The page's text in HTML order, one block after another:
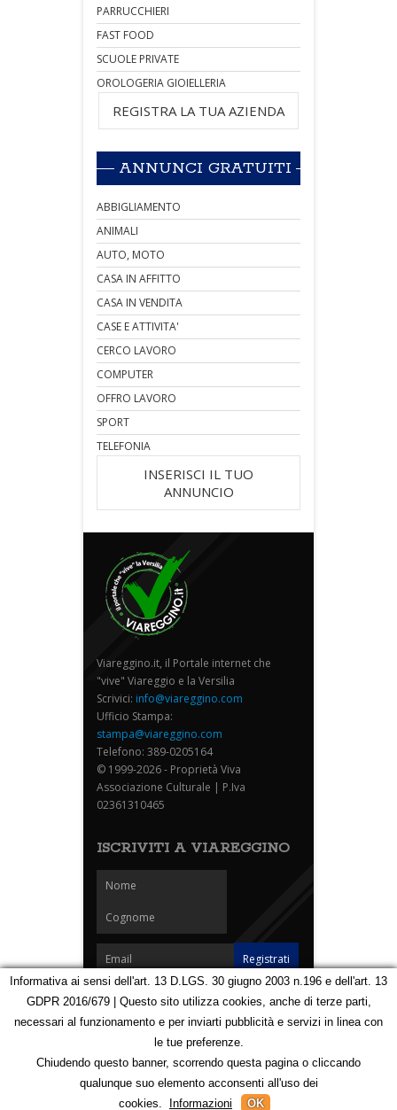
PARRUCCHIERI
FAST FOOD
SCUOLE PRIVATE
OROLOGERIA GIOIELLERIA
REGISTRA LA TUA AZIENDA
ANNUNCI GRATUITI
ABBIGLIAMENTO
ANIMALI
AUTO, MOTO
CASA IN AFFITTO
CASA IN VENDITA
CASE E ATTIVITA'
CERCO LAVORO
COMPUTER
OFFRO LAVORO
SPORT
TELEFONIA
INSERISCI IL TUO
ANNUNCIO
Viareggino.it, il Portale internet che
"vive" Viareggio e la Versilia
Scrivici: info@viareggino.com
Ufficio Stampa:
stampa@viareggino.com
Telefono: 389-0205164
© 1999-2026 - Proprietà Viva
Associazione Culturale | P.Iva
02361310465
ISCRIVITI A VIAREGGINO
Homepage Notizie Speciali Eventi
Foto Carnevale
Mappa
123196107
Informativa ai sensi dell'art. 13 D.LGS. 30 giugno 2003 n.196 e dell'art. 13
GDPR 2016/679 | Questo sito utilizza cookies, anche di terze parti,
necessari al funzionamento e per inviarti pubblicità e servizi in linea con
le tue preferenze.
Chiudendo questo banner, scorrendo questa pagina o cliccando
qualunque suo elemento acconsenti all'uso dei
cookies.
Informazioni OK